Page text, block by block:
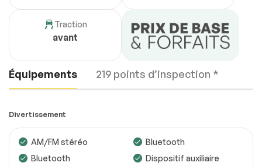
Traction
avant
Équipements 219 points d’inspection *
Divertissement
AM/FM stéréo
Bluetooth
Bluetooth
Dispositif auxiliaire